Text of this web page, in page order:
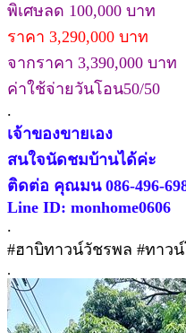
พิเศษลด 100,000 บาท
ราคา 3,290,000 บาท
จากราคา 3,390,000 บาท
ค่าใช้จ่ายวันโอน50/50
.
เจ้าของขายเอง
สนใจนัดชมบ้านได้ค่ะ
ติดต่อ คุณมน 086-496-
Line ID: monhome0606
.
#ฮาบิทาวน์วัชรพล #ทาว
.